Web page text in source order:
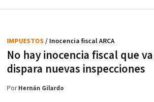
No hay inocencia fiscal que
dispara nuevas inspecciones
IMPUESTOS / Inocencia fiscal ARCA
PorHernán Gilardo